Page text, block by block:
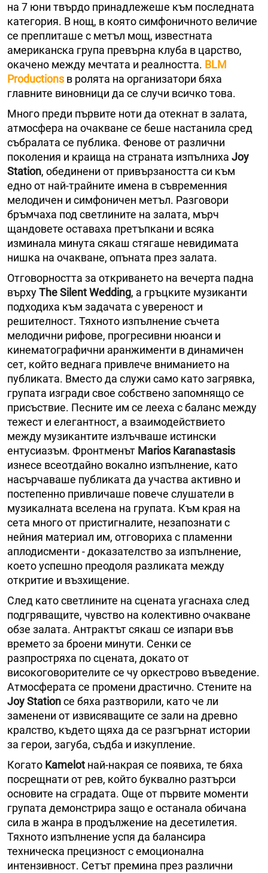
на 7 юни твърдо принадлежеше към последната
категория. В нощ, в която симфоничното величие
се преплиташе с метъл мощ, известната
американска група превърна клуба в царство,
окачено между мечтата и реалността. BLM
Productionsв ролята на организатори бяха
главните виновници да се случи всичко това.
Много преди първите ноти да отекнат в залата,
атмосфера на очакване се беше настанила сред
събралата се публика. Фенове от различни
поколения и краища на страната изпълниха Joy
Station, обединени от привързаността си към
едно от най-трайните имена в съвременния
мелодичен и симфоничен метъл. Разговори
бръмчаха под светлините на залата, мърч
щандовете оставаха претъпкани и всяка
изминала минута сякаш стягаше невидимата
нишка на очакване, опъната през залата.
Отговорността за откриването на вечерта падна
върхуThe Silent Wedding, а гръцките музиканти
подходиха към задачата с увереност и
решителност. Тяхното изпълнение съчета
мелодични рифове, прогресивни нюанси и
кинематографични аранжименти в динамичен
сет, който веднага привлече вниманието на
публиката. Вместо да служи само като загрявка,
групата изгради свое собствено запомнящо се
присъствие. Песните им се лееха с баланс между
тежест и елегантност, а взаимодействието
между музикантите излъчваше истински
ентусиазъм. Фронтменът Marios Karanastasis
изнесе всеотдайно вокално изпълнение, като
насърчаваше публиката да участва активно и
постепенно привличаше повече слушатели в
музикалната вселена на групата. Към края на
сета много от пристигналите, незапознати с
нейния материал им, отговориха с пламенни
аплодисменти - доказателство за изпълнение,
което успешно преодоля разликата между
откритие и възхищение.
След като светлините на сцената угаснаха след
подгряващите, чувство на колективно очакване
обзе залата. Антрактът сякаш се изпари във
времето за броени минути. Сенки се
разпростряха по сцената, докато от
високоговорителите се чу оркестрово въведение.
Атмосферата се промени драстично. Стените на
Joy Stationсе бяха разтворили, като че ли
заменени от извисяващите се зали на древно
кралство, където щяха да се разгърнат истории
за герои, загуба, съдба и изкупление.
Когато Kamelot най-накрая се появиха, те бяха
посрещнати от рев, който буквално разтърси
основите на сградата. Още от първите моменти
групата демонстрира защо е останала обичана
сила в жанра в продължение на десетилетия.
Тяхното изпълнение успя да балансира
техническа прецизност с емоционална
интензивност. Сетът премина през различни